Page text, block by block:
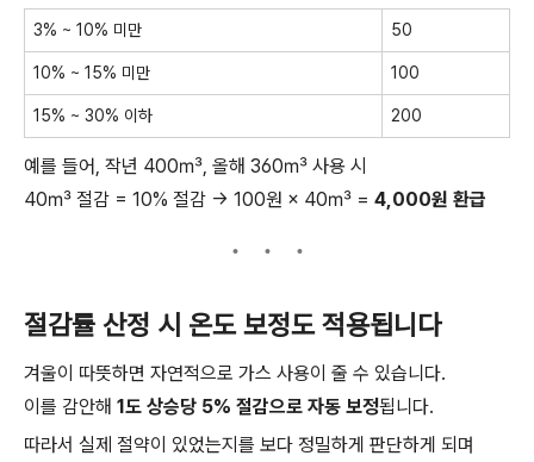
3% ~ 10% 미만 50
10% ~ 15% 미만 100
15% ~ 30% 이하 200
예를 들어, 작년 400㎥, 올해 360㎥ 사용 시
40㎥ 절감 = 10% 절감 → 100원 × 40㎥ = 4,000원 환급
절감률 산정 시 온도 보정도 적용됩니다
겨울이 따뜻하면 자연적으로 가스 사용이 줄 수 있습니다.
이를 감안해 1도 상승당 5% 절감으로 자동 보정됩니다.
따라서 실제 절약이 있었는지를 보다 정밀하게 판단하게 되며